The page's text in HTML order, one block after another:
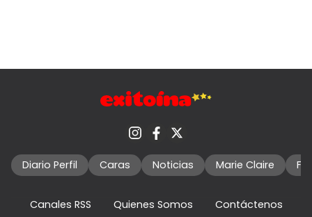
Diario Perfil Caras Noticias Marie Claire
Canales RSS Quienes Somos
Contáctenos